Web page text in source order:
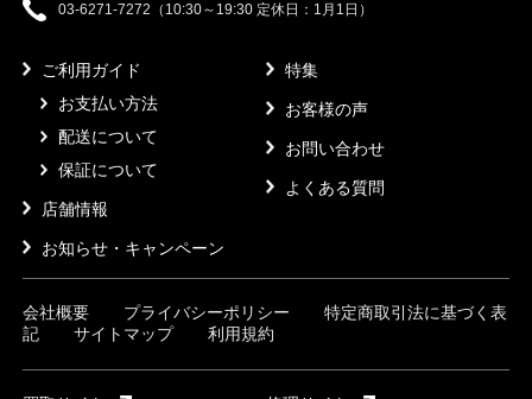
03-6271-7272（10:30～19:30 定休日：1月1日）
ご利用ガイド
お支払い方法
配送について
保証について
店舗情報
お知らせ・キャンペーン
特集
お客様の声
お問い合わせ
よくある質問
会社概要 プライバシーポリシー
特定商取引法に基づく表
記
サイトマップ 利用規約